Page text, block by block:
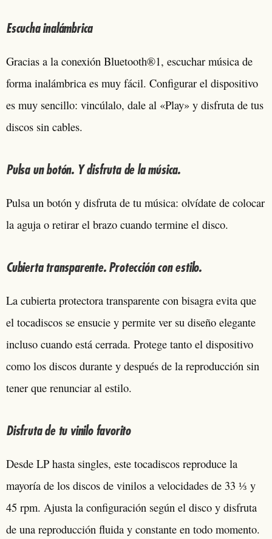
Escucha inalámbrica
Gracias a la conexión Bluetooth®1, escuchar música de
forma inalámbrica es muy fácil. Configurar el dispositivo
es muy sencillo: vincúlalo, dale al «Play» y disfruta de tus
discos sin cables.
Pulsa un botón. Y disfruta de la música.
Pulsa un botón y disfruta de tu música: olvídate de colocar
la aguja o retirar el brazo cuando termine el disco.
Cubierta transparente. Protección con estilo.
La cubierta protectora transparente con bisagra evita que
el tocadiscos se ensucie y permite ver su diseño elegante
incluso cuando está cerrada. Protege tanto el dispositivo
como los discos durante y después de la reproducción sin
tener que renunciar al estilo.
Disfruta de tu vinilo favorito
Desde LP hasta singles, este tocadiscos reproduce la
mayoría de los discos de vinilos a velocidades de 33 ⅓ y
45 rpm. Ajusta la configuración según el disco y disfruta
de una reproducción fluida y constante en todo momento.